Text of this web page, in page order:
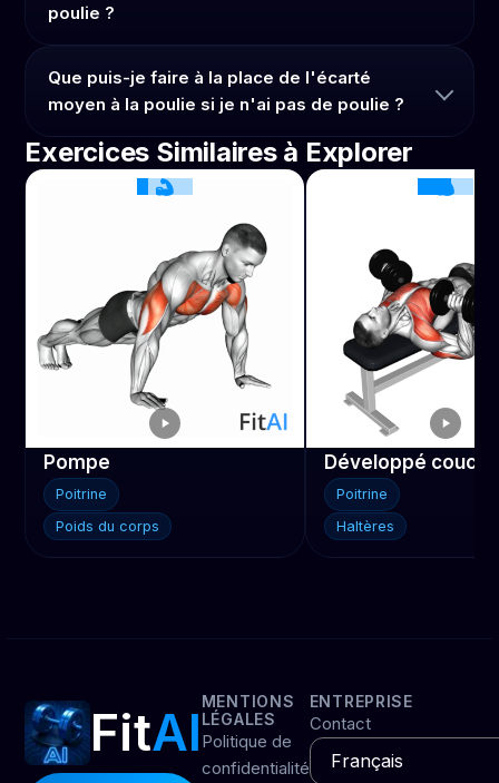
poulie ?
Que puis-je faire à la place de l'écarté
moyen à la poulie si je n'ai pas de poulie ?
Exercices Similaires à Explorer
Pompe
Poitrine
Poids du corps
Poitrine
Haltères
FitAI
MENTIONS
LÉGALES
Politique de
confidentialité
ENTREPRISE
Contact